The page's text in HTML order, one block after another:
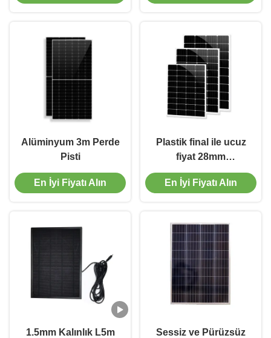
Alüminyum 3m Perde
Pisti
En İyi Fiyatı Alın
Plastik final ile ucuz
fiyat 28mm
Alüminyum Perde
Çubuğu 1.2mm
En İyi Fiyatı Alın
1.5mm Kalınlık L5m
Sessiz ve Pürüzsüz